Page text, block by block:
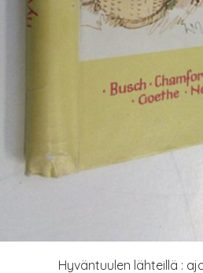
Hyväntuulen lähteillä :